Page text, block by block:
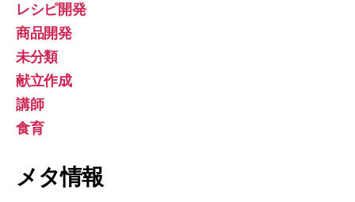
レシピ開発
商品開発
未分類
献立作成
講師
食育
メタ情報